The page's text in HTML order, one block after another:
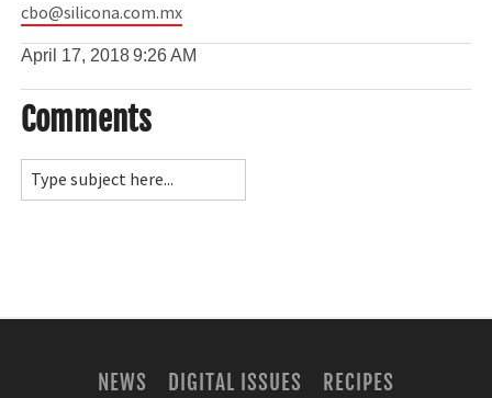
cbo@silicona.com.mx
April 17, 20189:26 AM
Comments
NEWS DIGITAL ISSUES
RECIPES